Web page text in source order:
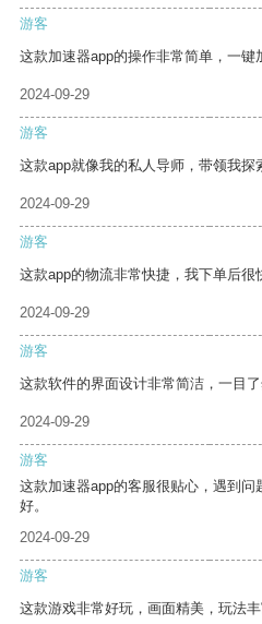
游客
这款加速器app的操作非常简单，一键
2024-09-29
游客
这款app就像我的私人导师，带领我探
2024-09-29
游客
这款app的物流非常快捷，我下单后很
2024-09-29
游客
这款软件的界面设计非常简洁，一目了
2024-09-29
游客
这款加速器app的客服很贴心，遇到
好。
2024-09-29
游客
这款游戏非常好玩，画面精美，玩法丰